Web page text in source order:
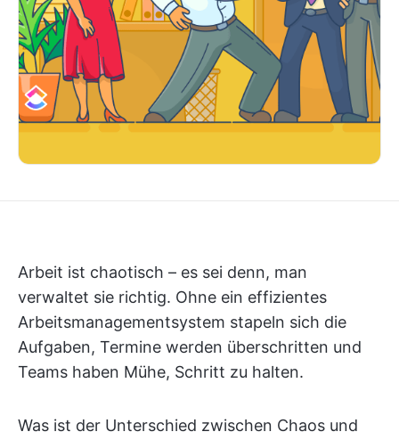
Arbeit ist chaotisch – es sei denn, man
verwaltet sie richtig. Ohne ein effizientes
Arbeitsmanagementsystem stapeln sich die
Aufgaben, Termine werden überschritten und
Teams haben Mühe, Schritt zu halten.
Was ist der Unterschied zwischen Chaos und